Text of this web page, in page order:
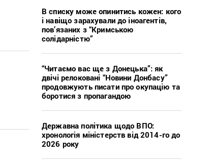
В списку може опинитись кожен: кого
і навіщо зарахували до іноагентів,
пов’язаних з “Кримською
солідарністю”
“Читаємо вас ще з Донецька”: як
двічі релоковані “Новини Донбасу”
продовжують писати про окупацію та
боротися з пропагандою
Державна політика щодо ВПО:
хронологія міністерств від 2014-го до
2026 року